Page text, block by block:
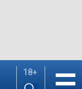
18+